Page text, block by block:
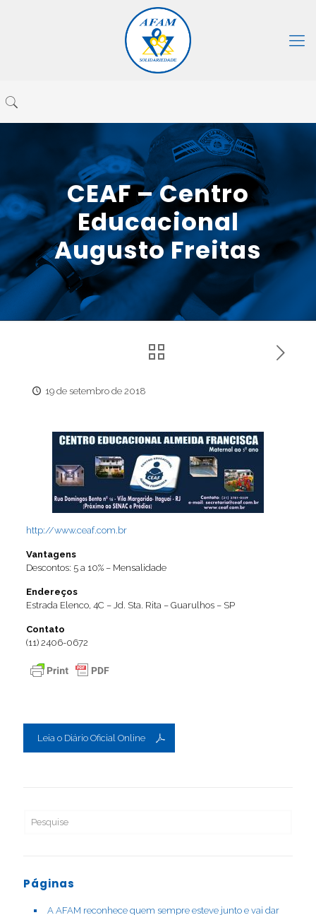
CEAF – Centro
Educacional
Augusto Freitas
19 de setembro de 2018
http://www.ceaf.com.br
Vantagens
Descontos: 5 a 10% – Mensalidade
Endereços
Estrada Elenco, 4C – Jd. Sta. Rita – Guarulhos – SP
Contato
(11) 2406-0672
Leia o Diário Oficial Online
Páginas
A AFAM reconhece quem sempre esteve junto e vai dar